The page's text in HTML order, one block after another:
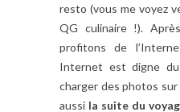
resto (vous me voyez
QG culinaire !).
profitons de
Internet est digne
charger des photos
aussi la suite du